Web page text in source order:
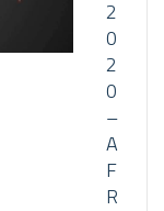
2
0
2
0
–
A
F
R